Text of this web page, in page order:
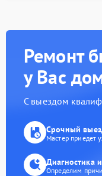
Ремонт
у Вас
С выездом
Срочный
Мастер приедет
Диагностика
Определим